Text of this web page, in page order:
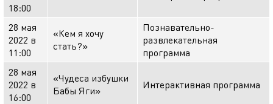
18:00
28 мая
2022 в
11:00
«Кем я хочу
стать?»
Познавательно-
развлекательная
программа
28 мая
2022 в
16:00
«Чудеса избушки
Бабы Яги»
Интерактивная программа